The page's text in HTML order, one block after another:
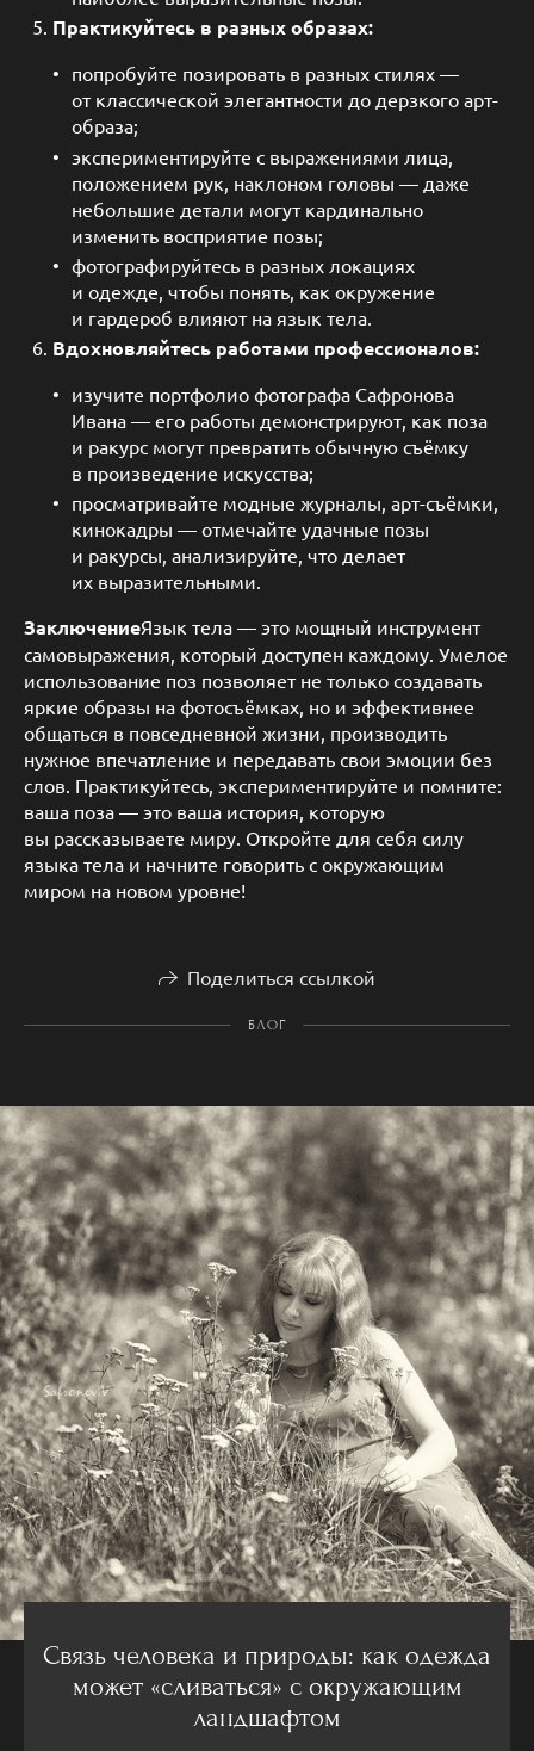
Практикуйтесь в разных образах:
попробуйте позировать в разных стилях —
от классической элегантности до дерзкого арт-
образа;
экспериментируйте с выражениями лица,
положением рук, наклоном головы — даже
небольшие детали могут кардинально
изменить восприятие позы;
фотографируйтесь в разных локациях
и одежде, чтобы понять, как окружение
и гардероб влияют на язык тела.
Вдохновляйтесь работами профессионалов:
изучите портфолио фотографа Сафронова
Ивана — его работы демонстрируют, как поза
и ракурс могут превратить обычную съёмку
в произведение искусства;
просматривайте модные журналы, арт-съёмки,
кинокадры — отмечайте удачные позы
и ракурсы, анализируйте, что делает
их выразительными.
ЗаключениеЯзык тела — это мощный инструмент
самовыражения, который доступен каждому. Умелое
использование поз позволяет не только создавать
яркие образы на фотосъёмках, но и эффективнее
общаться в повседневной жизни, производить
нужное впечатление и передавать свои эмоции без
слов. Практикуйтесь, экспериментируйте и помните:
ваша поза — это ваша история, которую
вы рассказываете миру. Откройте для себя силу
языка тела и начните говорить с окружающим
миром на новом уровне!
Поделиться ссылкой
БЛОГ
Связь человека и природы: как одежда
может «сливаться» с окружающим
ландшафтом